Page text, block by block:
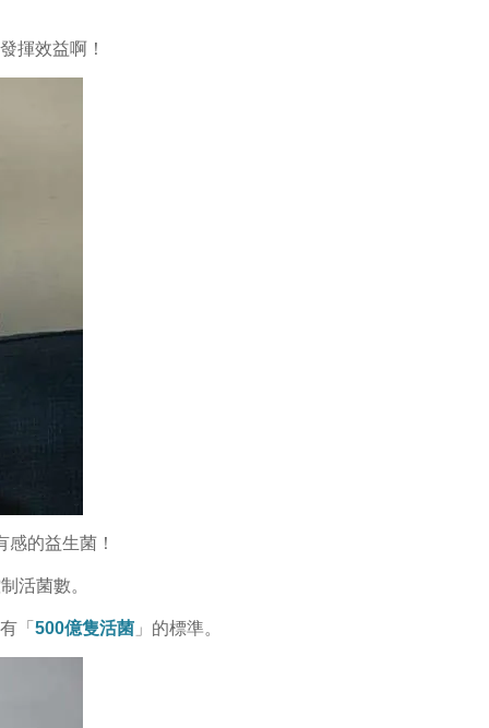
揮效益啊！
的益生菌！
活菌數。
「 500億隻活菌 」的標準。